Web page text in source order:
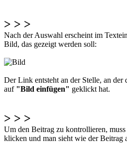
> > >
Nach der Auswahl erscheint im
Bild, das gezeigt werden soll:
Der Link entsteht an der Stelle, an der
auf "Bild einfügen" geklickt hat.
> > >
Um den Beitrag zu kontrollieren,
klicken und man sieht wie der Beitrag